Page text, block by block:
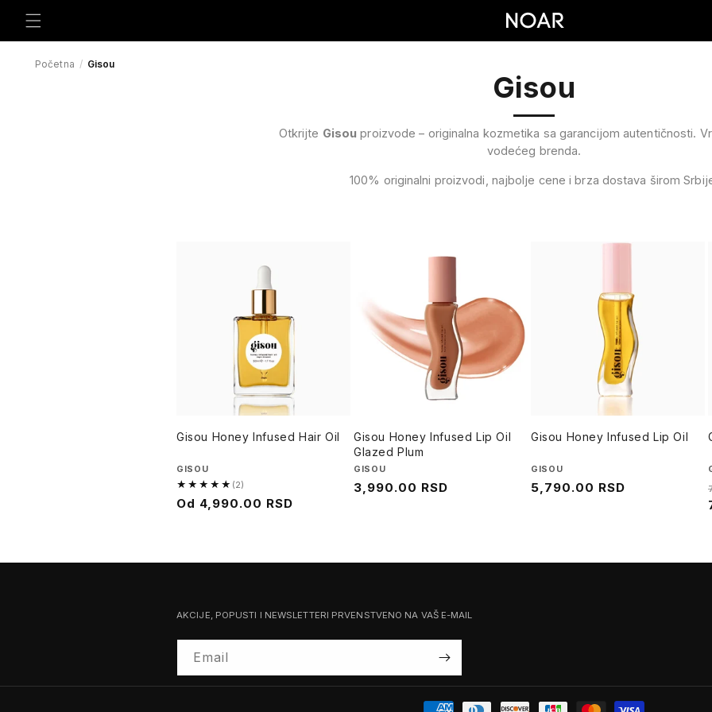
na
sadržaj
Početna / Gisou
Gisou
Otkrijte Gisou proizvode – originalna kozmetika sa garancijom autentičnosti.
vodećeg brenda.
100% originalni proizvodi, najbolje cene i brza dostava širom
Gisou Honey Infused Hair Oil
Brend
GISOU
★★★★★ (2)
5.0
od
recenzija
Cena
Od 4,990.00 RSD
Gisou Honey Infused Lip Oil
Glazed Plum
Brend
GISOU
Regularna
3,990.00 RSD
Gisou Honey Infused Lip Oil
Brend
GISOU
Regularna
5,790.00 RSD
AKCIJE, POPUSTI I NEWSLETTERI PRVENSTVENO NA VAŠ E-MAIL
Email